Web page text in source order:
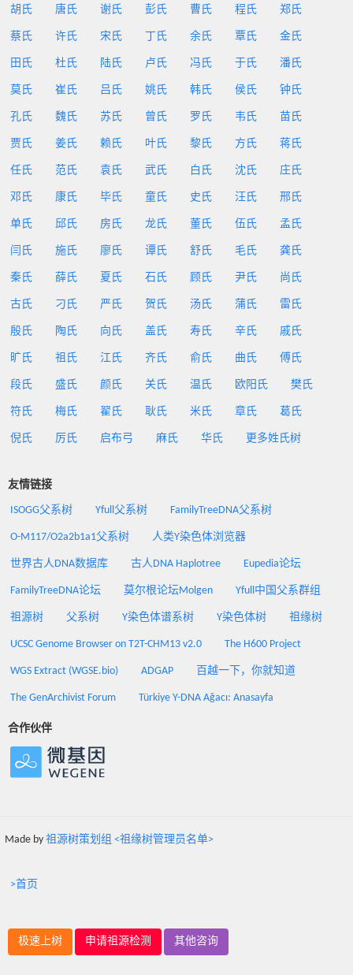
胡氏 唐氏 谢氏 彭氏 曹氏 程氏 郑氏
蔡氏 许氏 宋氏 丁氏 余氏 覃氏 金氏
田氏 杜氏 陆氏 卢氏 冯氏 于氏 潘氏
莫氏 崔氏 吕氏 姚氏 韩氏 侯氏 钟氏
孔氏 魏氏 苏氏 曾氏 罗氏 韦氏 苗氏
贾氏 姜氏 赖氏 叶氏 黎氏 方氏 蒋氏
任氏 范氏 袁氏 武氏 白氏 沈氏 庄氏
邓氏 康氏 毕氏 童氏 史氏 汪氏 邢氏
单氏 邱氏 房氏 龙氏 董氏 伍氏 孟氏
闫氏 施氏 廖氏 谭氏 舒氏 毛氏 龚氏
秦氏 薛氏 夏氏 石氏 顾氏 尹氏 尚氏
古氏 刁氏 严氏 贺氏 汤氏 蒲氏 雷氏
殷氏 陶氏 向氏 盖氏 寿氏 辛氏 戚氏
旷氏 祖氏 江氏 齐氏 俞氏 曲氏 傅氏
段氏 盛氏 颜氏 关氏 温氏 欧阳氏 樊氏
符氏 梅氏 翟氏 耿氏 米氏 章氏 葛氏
倪氏 厉氏 启布弓 麻氏 华氏 更多姓氏树
友情链接
ISOGG父系树 Yfull父系树 FamilyTreeDNA父系树
O-M117/O2a2b1a1父系树 人类Y染色体浏览器
世界古人DNA数据库 古人DNA Haplotree Eupedia论坛
FamilyTreeDNA论坛 莫尔根论坛Molgen Yfull中国父系群组
祖源树 父系树 Y染色体谱系树 Y染色体树 祖缘树
UCSC Genome Browser on T2T-CHM13 v2.0 The H600 Project
WGS Extract (WGSE.bio) ADGAP 百越一下，你就知道
The GenArchivist Forum Türkiye Y-DNA Ağacı: Anasayfa
合作伙伴
Made by 祖源树策划组 <祖缘树管理员名单>
>首页
极速上树 申请祖源检测 其他咨询